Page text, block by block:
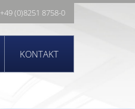
+49 (0)8251 8758-0
KONTAKT